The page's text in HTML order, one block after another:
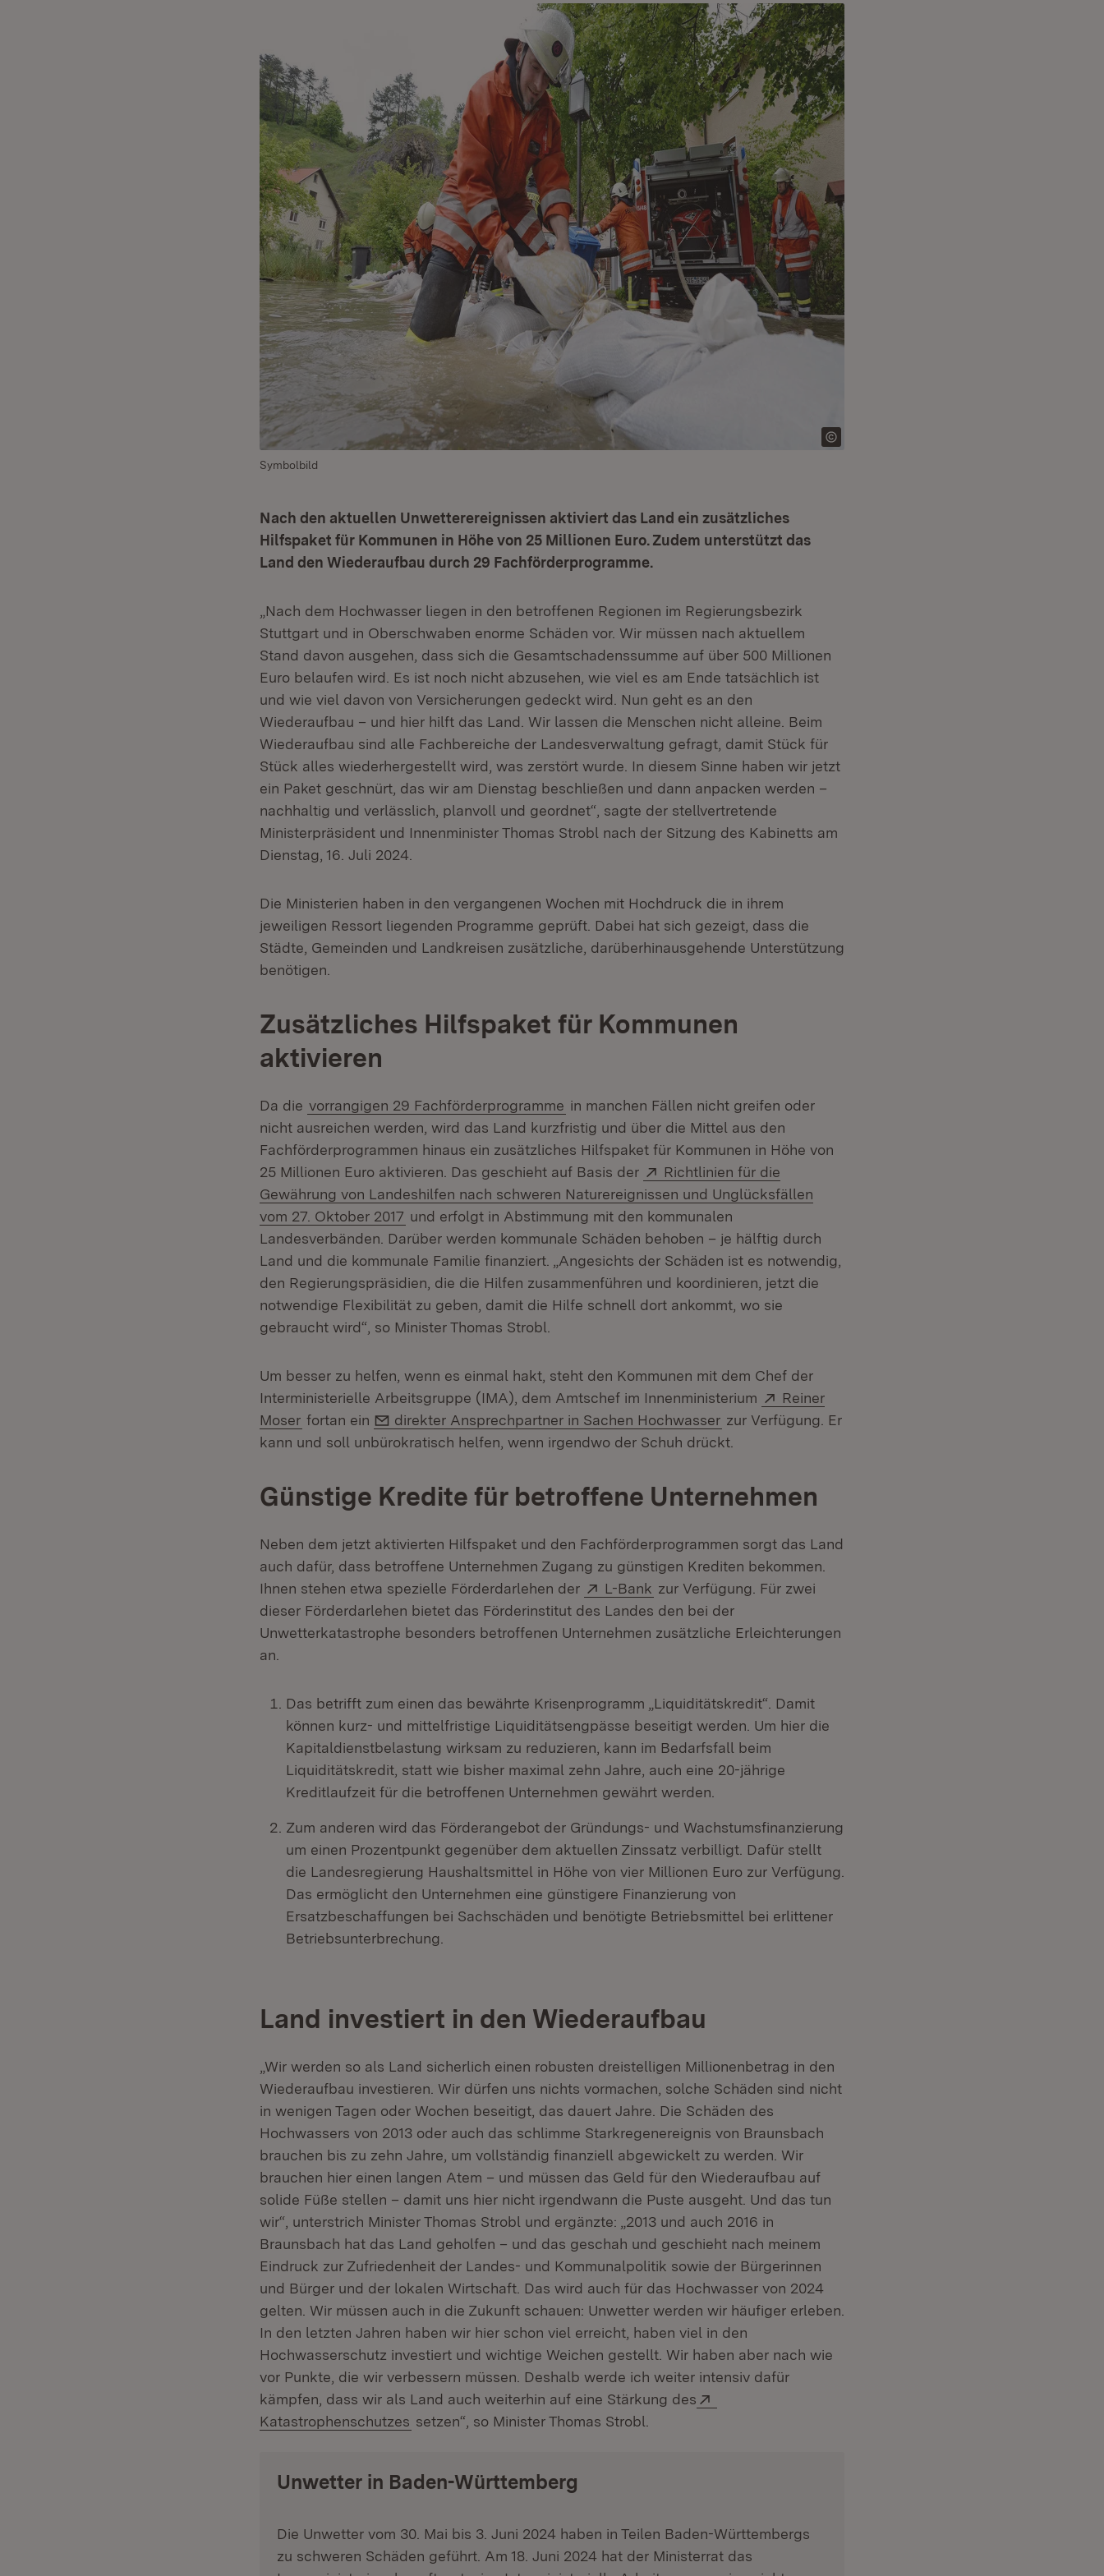
Symbolbild
Nach den aktuellen Unwetterereignissen aktiviert das Land ein zusätzliches
Hilfspaket für Kommunen in Höhe von 25 Millionen Euro. Zudem unterstützt das
Land den Wiederaufbau durch 29 Fachförderprogramme.
„Nach dem Hochwasser liegen in den betroffenen Regionen im Regierungsbezirk
Stuttgart und in Oberschwaben enorme Schäden vor. Wir müssen nach aktuellem
Stand davon ausgehen, dass sich die Gesamtschadenssumme auf über 500 Millionen
Euro belaufen wird. Es ist noch nicht abzusehen, wie viel es am Ende tatsächlich ist
und wie viel davon von Versicherungen gedeckt wird. Nun geht es an den
Wiederaufbau – und hier hilft das Land. Wir lassen die Menschen nicht alleine. Beim
Wiederaufbau sind alle Fachbereiche der Landesverwaltung gefragt, damit Stück für
Stück alles wiederhergestellt wird, was zerstört wurde. In diesem Sinne haben wir jetzt
ein Paket geschnürt, das wir am Dienstag beschließen und dann anpacken werden –
nachhaltig und verlässlich, planvoll und geordnet“, sagte der stellvertretende
Ministerpräsident und Innenminister Thomas Strobl nach der Sitzung des Kabinetts am
Dienstag, 16. Juli 2024.
Die Ministerien haben in den vergangenen Wochen mit Hochdruck die in ihrem
jeweiligen Ressort liegenden Programme geprüft. Dabei hat sich gezeigt, dass die
Städte, Gemeinden und Landkreisen zusätzliche, darüberhinausgehende Unterstützung
benötigen.
Zusätzliches Hilfspaket für Kommunen
aktivieren
Da die vorrangigen 29 Fachförderprogramme in manchen Fällen nicht greifen oder
nicht ausreichen werden, wird das Land kurzfristig und über die Mittel aus den
Fachförderprogrammen hinaus ein zusätzliches Hilfspaket für Kommunen in Höhe von
25 Millionen Euro aktivieren. Das geschieht auf Basis der
Extern:
Richtlinien für die
Gewährung von Landeshilfen nach schweren Naturereignissen und Unglücksfällen
vom 27. Oktober 2017 (Öffnet in neuem Fenster)
und erfolgt in Abstimmung mit den kommunalen
Landesverbänden. Darüber werden kommunale Schäden behoben – je hälftig durch
Land und die kommunale Familie finanziert. „Angesichts der Schäden ist es notwendig,
den Regierungspräsidien, die die Hilfen zusammenführen und koordinieren, jetzt die
notwendige Flexibilität zu geben, damit die Hilfe schnell dort ankommt, wo sie
gebraucht wird“, so Minister Thomas Strobl.
Um besser zu helfen, wenn es einmal hakt, steht den Kommunen mit dem Chef der
Interministerielle Arbeitsgruppe (IMA), dem Amtschef im Innenministerium
Extern:
Reiner
Moser (Öffnet in neuem Fenster)
fortan ein E-Mail:
direkter Ansprechpartner in Sachen Hochwasser zur Verfügung. Er
kann und soll unbürokratisch helfen, wenn irgendwo der Schuh drückt.
Günstige Kredite für betroffene Unternehmen
Neben dem jetzt aktivierten Hilfspaket und den Fachförderprogrammen sorgt das Land
auch dafür, dass betroffene Unternehmen Zugang zu günstigen Krediten bekommen.
Ihnen stehen etwa spezielle Förderdarlehen der
Extern:
L-Bank (Öffnet in neuem Fenster)
zur Verfügung. Für zwei
dieser Förderdarlehen bietet das Förderinstitut des Landes den bei der
Unwetterkatastrophe besonders betroffenen Unternehmen zusätzliche Erleichterungen
an.
Das betrifft zum einen das bewährte Krisenprogramm „Liquiditätskredit“. Damit
können kurz- und mittelfristige Liquiditätsengpässe beseitigt werden. Um hier die
Kapitaldienstbelastung wirksam zu reduzieren, kann im Bedarfsfall beim
Liquiditätskredit, statt wie bisher maximal zehn Jahre, auch eine 20-jährige
Kreditlaufzeit für die betroffenen Unternehmen gewährt werden.
Zum anderen wird das Förderangebot der Gründungs- und Wachstumsfinanzierung
um einen Prozentpunkt gegenüber dem aktuellen Zinssatz verbilligt. Dafür stellt
die Landesregierung Haushaltsmittel in Höhe von vier Millionen Euro zur Verfügung.
Das ermöglicht den Unternehmen eine günstigere Finanzierung von
Ersatzbeschaffungen bei Sachschäden und benötigte Betriebsmittel bei erlittener
Betriebsunterbrechung.
Land investiert in den Wiederaufbau
„Wir werden so als Land sicherlich einen robusten dreistelligen Millionenbetrag in den
Wiederaufbau investieren. Wir dürfen uns nichts vormachen, solche Schäden sind nicht
in wenigen Tagen oder Wochen beseitigt, das dauert Jahre. Die Schäden des
Hochwassers von 2013 oder auch das schlimme Starkregenereignis von Braunsbach
brauchen bis zu zehn Jahre, um vollständig finanziell abgewickelt zu werden. Wir
brauchen hier einen langen Atem – und müssen das Geld für den Wiederaufbau auf
solide Füße stellen – damit uns hier nicht irgendwann die Puste ausgeht. Und das tun
wir“, unterstrich Minister Thomas Strobl und ergänzte: „2013 und auch 2016 in
Braunsbach hat das Land geholfen – und das geschah und geschieht nach meinem
Eindruck zur Zufriedenheit der Landes- und Kommunalpolitik sowie der Bürgerinnen
und Bürger und der lokalen Wirtschaft. Das wird auch für das Hochwasser von 2024
gelten. Wir müssen auch in die Zukunft schauen: Unwetter werden wir häufiger erleben.
In den letzten Jahren haben wir hier schon viel erreicht, haben viel in den
Hochwasserschutz investiert und wichtige Weichen gestellt. Wir haben aber nach wie
vor Punkte, die wir verbessern müssen. Deshalb werde ich weiter intensiv dafür
kämpfen, dass wir als Land auch weiterhin auf eine Stärkung des
Katastrophenschutzes (Öffnet in neuem Fenster)
setzen“, so Minister Thomas Strobl.
Unwetter in Baden-Württemberg
Die Unwetter vom 30. Mai bis 3. Juni 2024 haben in Teilen Baden-Württembergs
zu schweren Schäden geführt. Am 18. Juni 2024 hat der Ministerrat das